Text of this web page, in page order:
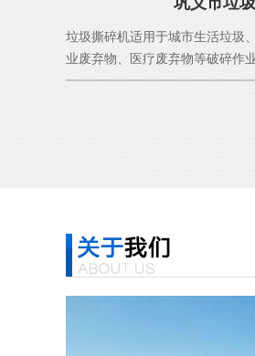
巩义市垃
垃圾撕碎机适用于城市生活垃圾
业废弃物、医疗废弃物等破碎